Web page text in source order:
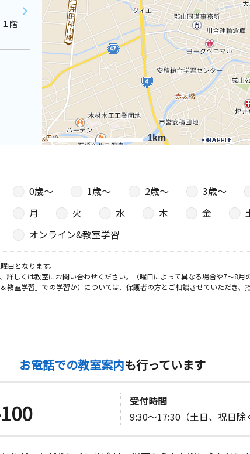
1km
階
0歳〜 1歳〜 2歳〜 3歳〜
月 火 水 木 金
オンライン&教室学習
日となります。
しくは教室にお問い合わせください。（曜日によって異なる場合や7～8月
室学習」での学習か）については、保護者の方とご相談させていただき、
お電話での教室案内も行っています
受付時間
9:30～17:30（土日、祝日除